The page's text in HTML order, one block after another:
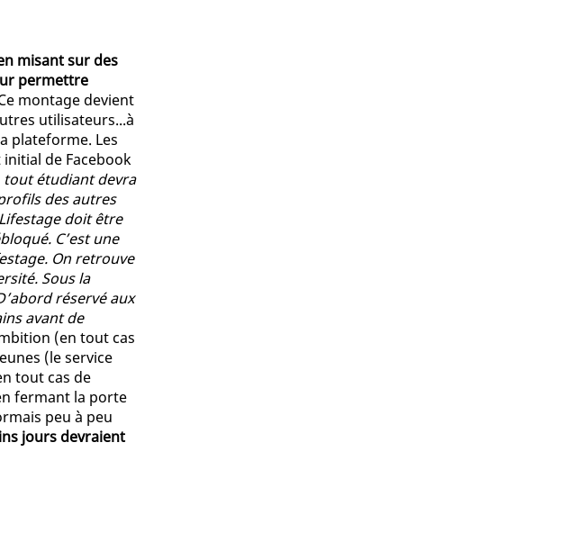
misant sur des
permettre
montage devient
utilisateurs...à
plateforme. Les
de Facebook
étudiant devra
des autres
doit être
C’est une
On retrouve
Sous la
réservé aux
avant de
(en tout cas
(le service
tout cas de
fermant la porte
peu à peu
jours devraient